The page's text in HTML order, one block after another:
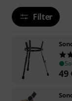
Filter
49